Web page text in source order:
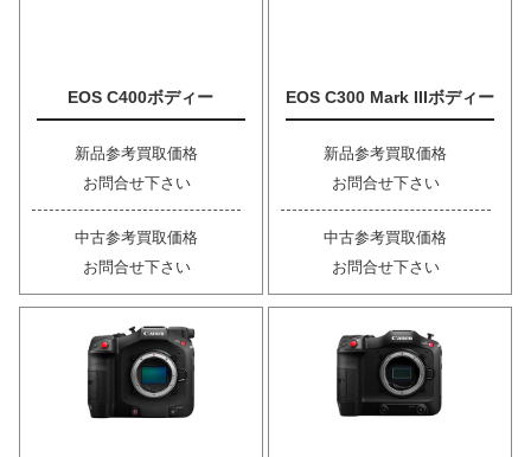
EOS C400ボディー
新品参考買取価格
お問合せ下さい
中古参考買取価格
お問合せ下さい
EOS C300 Mark IIIボディー
新品参考買取価格
お問合せ下さい
中古参考買取価格
お問合せ下さい